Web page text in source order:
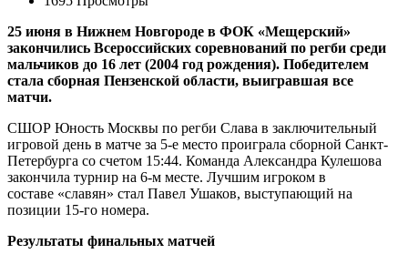
25 июня в Нижнем Новгороде в ФОК «Мещерский»
закончились Всероссийских соревнований по регби среди
мальчиков до 16 лет (2004 год рождения). Победителем
стала сборная Пензенской области, выигравшая все
матчи.
СШОР Юность Москвы по регби Слава в заключительный
игровой день в матче за 5-е место проиграла сборной Санкт-
Петербурга со счетом 15:44. Команда Александра Кулешова
закончила турнир на 6-м месте. Лучшим игроком в
составе «славян» стал Павел Ушаков, выступающий на
позиции 15-го номера.
Результаты финальных матчей